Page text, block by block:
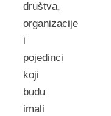
društva,
organizacije
i
pojedinci
koji
budu
imali